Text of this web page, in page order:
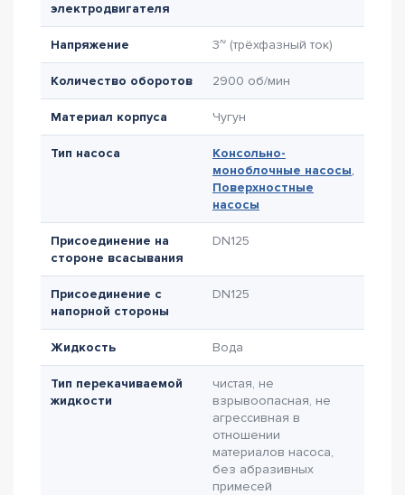
электродвигателя
Напряжение 3~ (трёхфазный ток)
Количество оборотов 2900 об/мин
Материал корпуса Чугун
Тип насоса
Консольно-
моноблочные насосы,
Поверхностные
насосы
Присоединение на
стороне всасывания
DN125
Присоединение с
напорной стороны
DN125
Жидкость Вода
Тип перекачиваемой
жидкости
чистая, не
взрывоопасная, не
агрессивная в
отношении
материалов насоса,
без абразивных
примесей